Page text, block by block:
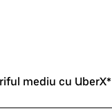
mediu cu UberX*